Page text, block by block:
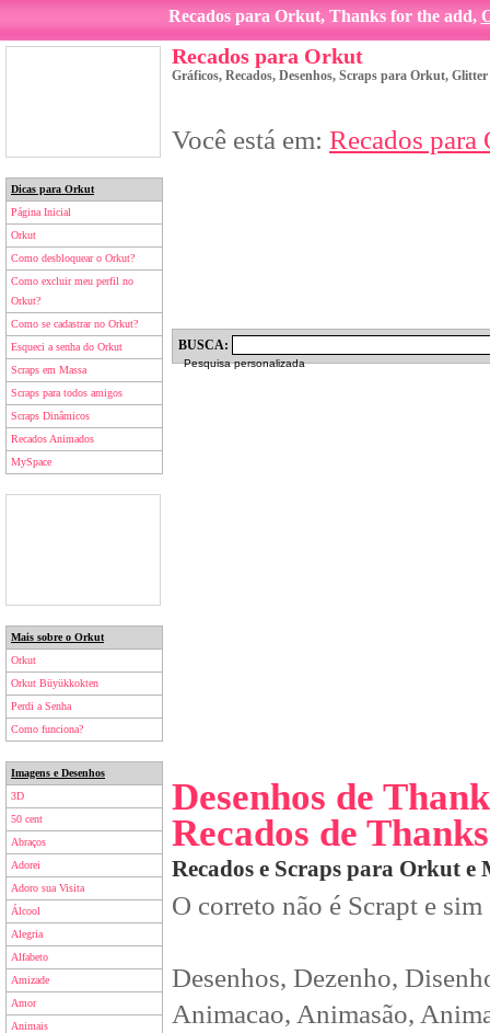
Recados para Orkut, Thanks for the add,
Dicas para Orkut
Página Inicial
Orkut
Como desbloquear o Orkut?
Como excluir meu perfil no
Orkut?
Como se cadastrar no Orkut?
Esqueci a senha do Orkut
Scraps em Massa
Scraps para todos amigos
Scraps Dinâmicos
Recados Animados
MySpace
Mais sobre o Orkut
Orkut
Orkut Büyükkokten
Perdi a Senha
Como funciona?
Imagens e Desenhos
3D
50 cent
Abraços
Adorei
Adoro sua Visita
Álcool
Alegria
Alfabeto
Amizade
Amor
Animais
Recados para Orkut
Gráficos, Recados, Desenhos, Scraps para Orkut,
Você está em: Recados para
BUSCA:
Pesquisa personalizada
Desenhos de
Recados de
Recados e Scraps para Orkut e
O correto não é Scrapt e
Desenhos, Dezenho,
Animacao, Animasão,